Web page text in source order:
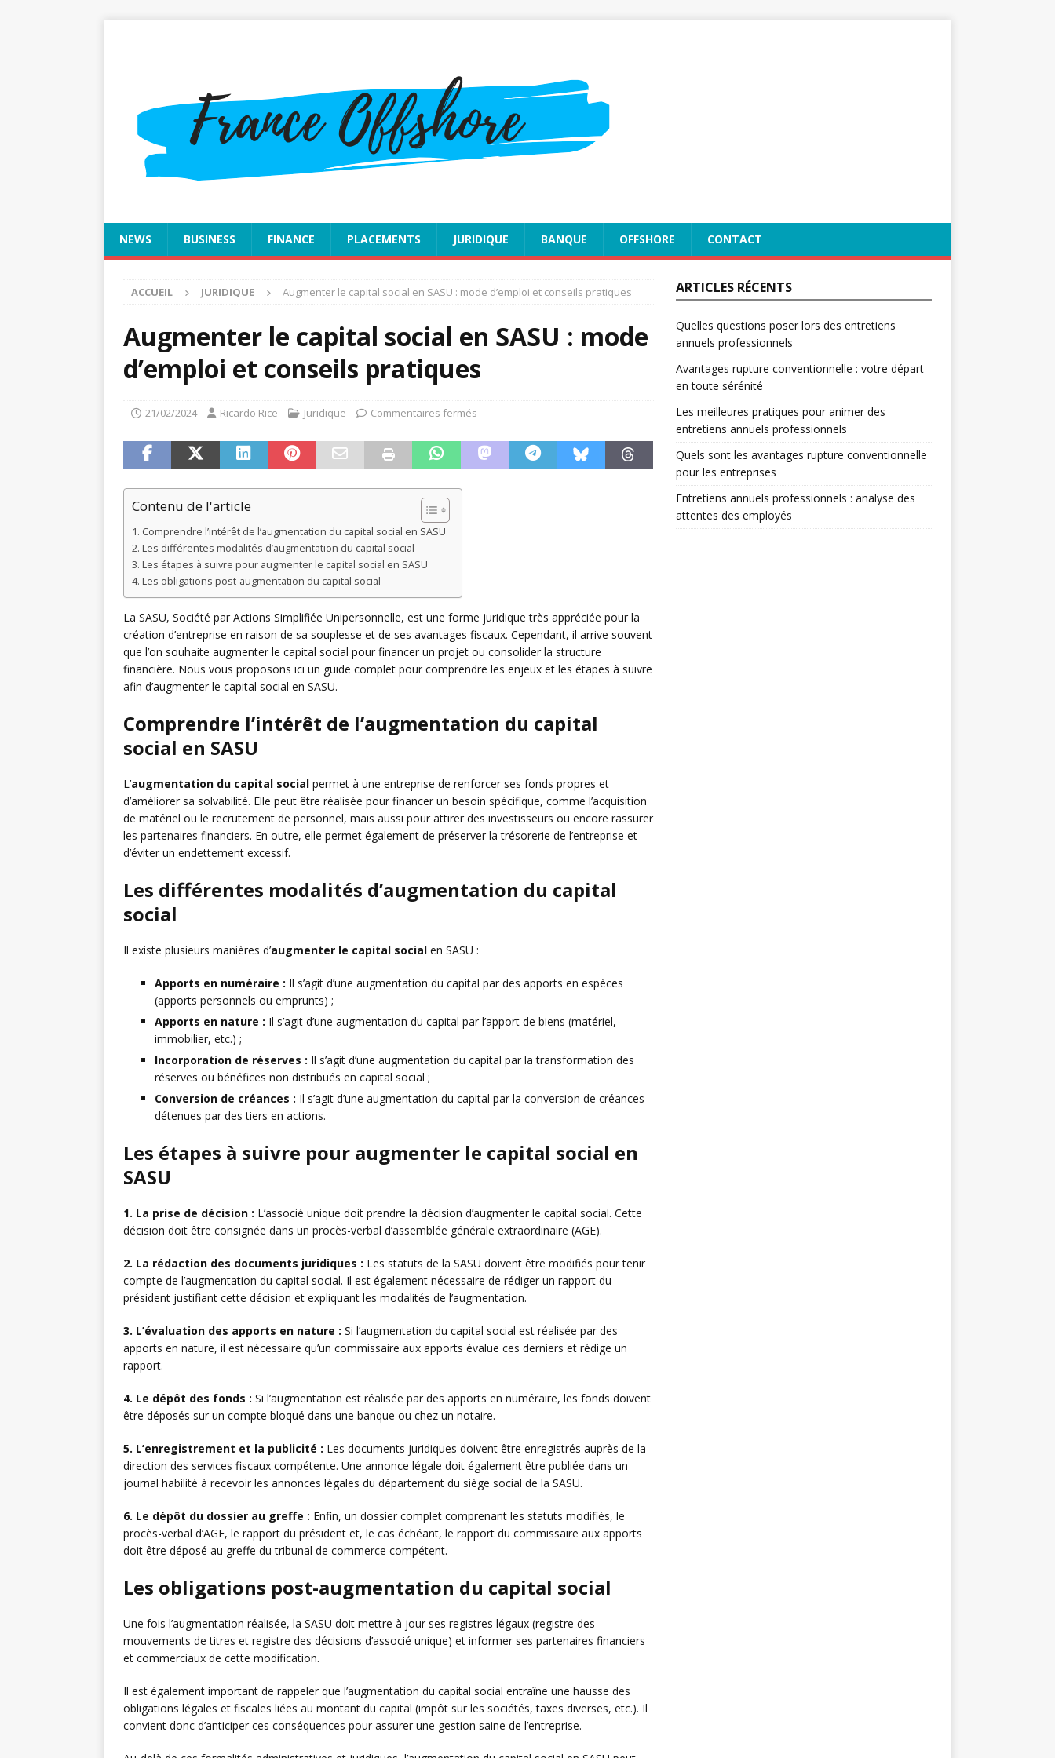
NEWS BUSINESS FINANCE PLACEMENTS JURIDIQUE BANQUE OFFSHORE CONTACT
ACCUEIL JURIDIQUE Augmenter le capital social en SASU : mode d’emploi et conseils pratiques
Augmenter le capital social en SASU : mode
d’emploi et conseils pratiques
21/02/2024 Ricardo Rice Juridique Commentaires fermés
Contenu de l'article
Comprendre l’intérêt de l’augmentation du capital social en SASU
Les différentes modalités d’augmentation du capital social
Les étapes à suivre pour augmenter le capital social en SASU
Les obligations post-augmentation du capital social
La SASU, Société par Actions Simplifiée Unipersonnelle, est une forme juridique très appréciée pour la
création d’entreprise en raison de sa souplesse et de ses avantages fiscaux. Cependant, il arrive souvent
que l’on souhaite augmenter le capital social pour financer un projet ou consolider la structure
financière. Nous vous proposons ici un guide complet pour comprendre les enjeux et les étapes à suivre
afin d’augmenter le capital social en SASU.
Comprendre l’intérêt de l’augmentation du capital
social en SASU
L’augmentation du capital social permet à une entreprise de renforcer ses fonds propres et
d’améliorer sa solvabilité. Elle peut être réalisée pour financer un besoin spécifique, comme l’acquisition
de matériel ou le recrutement de personnel, mais aussi pour attirer des investisseurs ou encore rassurer
les partenaires financiers. En outre, elle permet également de préserver la trésorerie de l’entreprise et
d’éviter un endettement excessif.
Les différentes modalités d’augmentation du capital
social
Il existe plusieurs manières d’augmenter le capital social en SASU :
Apports en numéraire : Il s’agit d’une augmentation du capital par des apports en espèces
(apports personnels ou emprunts) ;
Apports en nature : Il s’agit d’une augmentation du capital par l’apport de biens (matériel,
immobilier, etc.) ;
Incorporation de réserves : Il s’agit d’une augmentation du capital par la transformation des
réserves ou bénéfices non distribués en capital social ;
Conversion de créances : Il s’agit d’une augmentation du capital par la conversion de créances
détenues par des tiers en actions.
Les étapes à suivre pour augmenter le capital social en
SASU
1. La prise de décision : L’associé unique doit prendre la décision d’augmenter le capital social. Cette
décision doit être consignée dans un procès-verbal d’assemblée générale extraordinaire (AGE).
2. La rédaction des documents juridiques : Les statuts de la SASU doivent être modifiés pour tenir
compte de l’augmentation du capital social. Il est également nécessaire de rédiger un rapport du
président justifiant cette décision et expliquant les modalités de l’augmentation.
3. L’évaluation des apports en nature : Si l’augmentation du capital social est réalisée par des
apports en nature, il est nécessaire qu’un commissaire aux apports évalue ces derniers et rédige un
rapport.
4. Le dépôt des fonds : Si l’augmentation est réalisée par des apports en numéraire, les fonds doivent
être déposés sur un compte bloqué dans une banque ou chez un notaire.
5. L’enregistrement et la publicité : Les documents juridiques doivent être enregistrés auprès de la
direction des services fiscaux compétente. Une annonce légale doit également être publiée dans un
journal habilité à recevoir les annonces légales du département du siège social de la SASU.
6. Le dépôt du dossier au greffe : Enfin, un dossier complet comprenant les statuts modifiés, le
procès-verbal d’AGE, le rapport du président et, le cas échéant, le rapport du commissaire aux apports
doit être déposé au greffe du tribunal de commerce compétent.
Les obligations post-augmentation du capital social
Une fois l’augmentation réalisée, la SASU doit mettre à jour ses registres légaux (registre des
mouvements de titres et registre des décisions d’associé unique) et informer ses partenaires financiers
et commerciaux de cette modification.
Il est également important de rappeler que l’augmentation du capital social entraîne une hausse des
obligations légales et fiscales liées au montant du capital (impôt sur les sociétés, taxes diverses, etc.). Il
convient donc d’anticiper ces conséquences pour assurer une gestion saine de l’entreprise.
ARTICLES RÉCENTS
Quelles questions poser lors des entretiens
annuels professionnels
Avantages rupture conventionnelle : votre départ
en toute sérénité
Les meilleures pratiques pour animer des
entretiens annuels professionnels
Quels sont les avantages rupture conventionnelle
pour les entreprises
Entretiens annuels professionnels : analyse des
attentes des employés